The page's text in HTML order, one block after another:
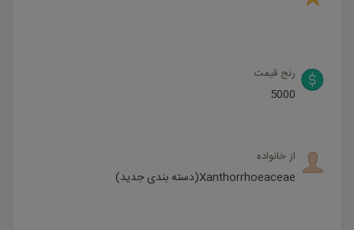
رنج قیمت
5000
از خانواده
Xanthorrhoeaceae(دسته بندی جدید)